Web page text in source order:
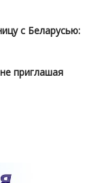
с Беларусью:
приглашая